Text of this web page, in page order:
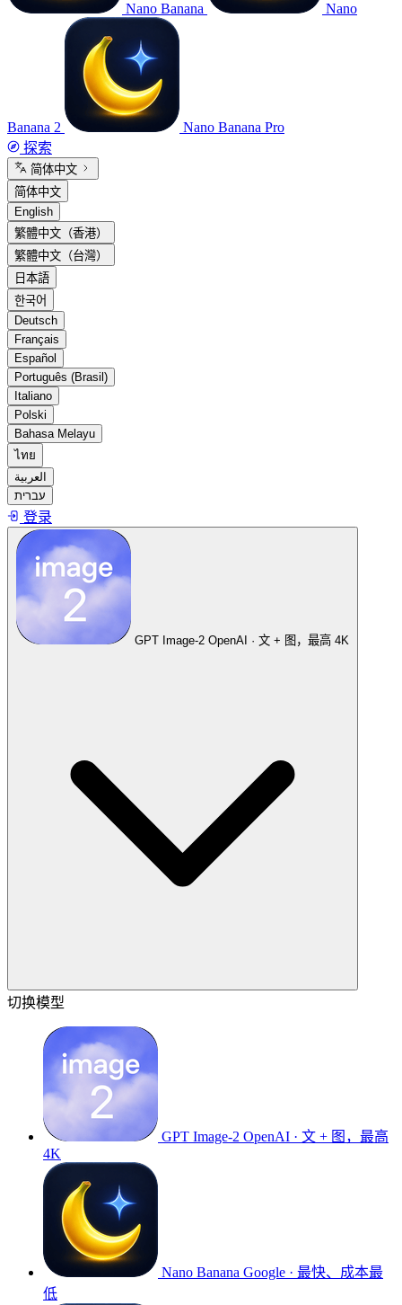
Nano Banana Nano
Banana 2
Nano Banana Pro
探索
简体中文
简体中文
English
繁體中文（香港）
繁體中文（台灣）
日本語
한국어
Deutsch
Français
Español
Português (Brasil)
Italiano
Polski
Bahasa Melayu
ไทย
العربية
עברית
登录
GPT Image-2 OpenAI · 文 + 图，最高 4K
切换模型
GPT Image-2 OpenAI · 文 + 图，最高
4K
Nano Banana Google · 最快、成本最
低